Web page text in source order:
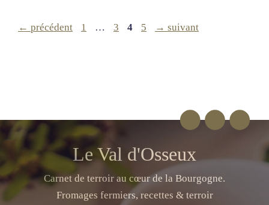
← précédent Page
1 … Page
3 Page
4 Page
5 → suivant
Le Val d'Osseux
Carnet de terroir au cœur de la Bourgogne.
Fromages fermiers, recettes & terroir